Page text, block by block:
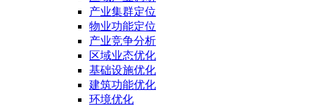
产业集群定位
物业功能定位
产业竞争分析
区域业态优化
基础设施优化
建筑功能优化
环境优化